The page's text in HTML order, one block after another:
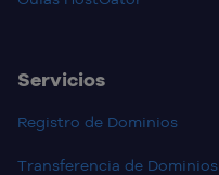
Servicios
Registro de Dominios
Transferencia de Dominios